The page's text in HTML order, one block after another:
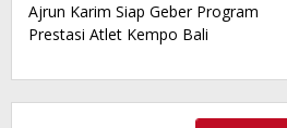
Ajrun Karim Siap Geber Program
Prestasi Atlet Kempo Bali